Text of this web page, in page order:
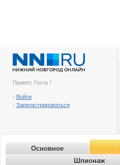
Привет, Гость !
- Войти
- Зарегистрироваться
Основное
Шпионаж